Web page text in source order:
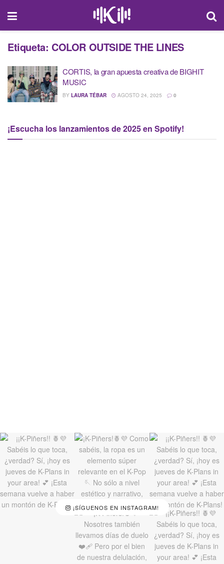
Etiqueta: COLOR OUTSIDE THE LINES
CORTIS, la gran apuesta creativa de BIGHIT
MUSIC
BY LAURA TÉBAR AGOSTO 24, 2025 0
¡Escucha los lanzamientos de 2025 en Spotify!
¡SÍGUENOS EN INSTAGRAM!